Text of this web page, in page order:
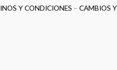
Y CONDICIONES – CAMBIOS Y